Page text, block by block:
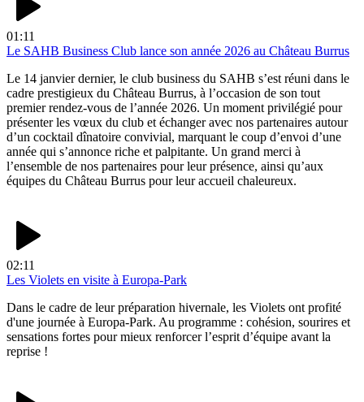
01:11
Le SAHB Business Club lance son année 2026 au Château Burrus
Le 14 janvier dernier, le club business du SAHB s’est réuni dans le
cadre prestigieux du Château Burrus, à l’occasion de son tout
premier rendez-vous de l’année 2026. Un moment privilégié pour
présenter les vœux du club et échanger avec nos partenaires autour
d’un cocktail dînatoire convivial, marquant le coup d’envoi d’une
année qui s’annonce riche et palpitante. Un grand merci à
l’ensemble de nos partenaires pour leur présence, ainsi qu’aux
équipes du Château Burrus pour leur accueil chaleureux.
02:11
Les Violets en visite à Europa-Park
Dans le cadre de leur préparation hivernale, les Violets ont profité
d'une journée à Europa-Park. Au programme : cohésion, sourires et
sensations fortes pour mieux renforcer l’esprit d’équipe avant la
reprise !